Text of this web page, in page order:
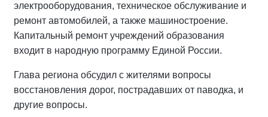
электрооборудования, техническое обслуживание и
ремонт автомобилей, а также машиностроение.
Капитальный ремонт учреждений образования
входит в народную программу Единой России.
Глава региона обсудил с жителями вопросы
восстановления дорог, пострадавших от паводка, и
другие вопросы.